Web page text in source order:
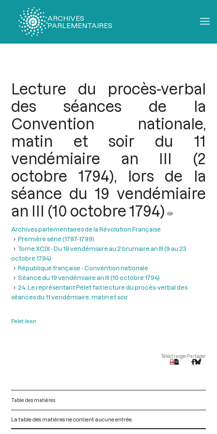
ARCHIVES
PARLEMENTAIRES
Lecture du procès-verbal
des séances de la
Convention nationale,
matin et soir du 11
vendémiaire an III (2
octobre 1794), lors de la
séance du 19 vendémiaire
an III (10 octobre 1794)
Archives parlementaires de la Révolution Française
Première série (1787-1799)
Tome XCIX - Du 18 vendémiaire au 2 brumaire an III (9 au 23
octobre 1794)
République française - Convention nationale
Séance du 19 vendémiaire an III (10 octobre 1794)
24. Le représentant Pelet fait lecture du procès-verbal des
séances du 11 vendémiaire, matin et soir
Pelet Jean
TéléchargerPartager
Table des matières
La table des matières ne contient aucune entrée.